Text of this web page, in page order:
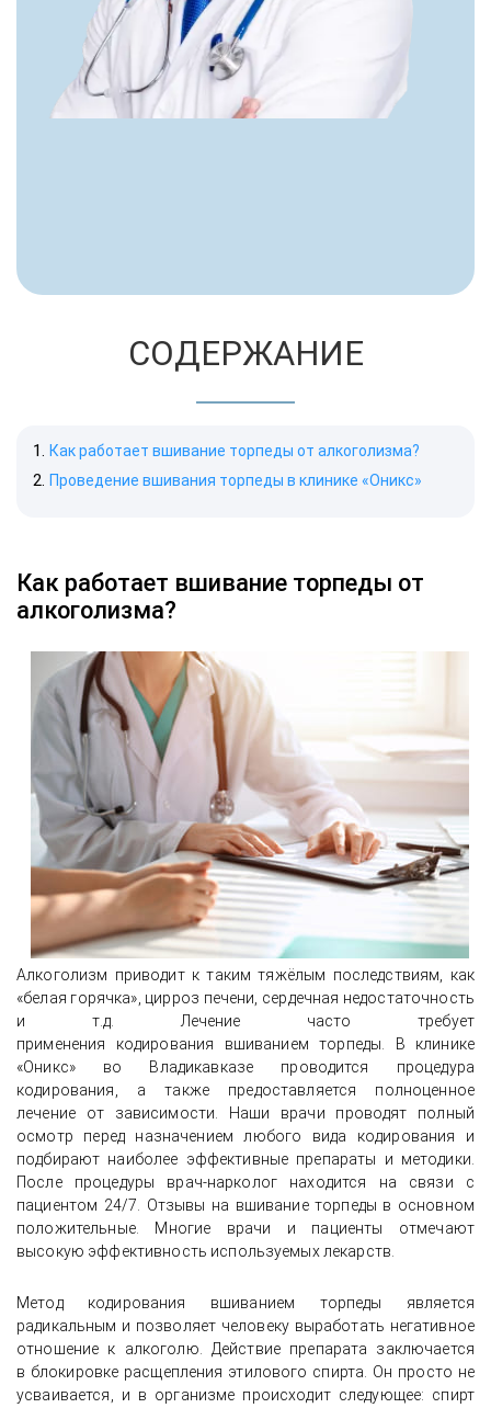
СОДЕРЖАНИЕ
Как работает вшивание торпеды от алкоголизма?
Проведение вшивания торпеды в клинике «Оникс»
Как работает вшивание торпеды от
алкоголизма?
Алкоголизм приводит к таким тяжёлым последствиям, как
«белая горячка», цирроз печени, сердечная недостаточность
и т.д. Лечение часто требует
применения кодирования вшиванием торпеды. В клинике
«Оникс» во Владикавказе проводится процедура
кодирования, а также предоставляется полноценное
лечение от зависимости. Наши врачи проводят полный
осмотр перед назначением любого вида кодирования и
подбирают наиболее эффективные препараты и методики.
После процедуры врач-нарколог находится на связи с
пациентом 24/7. Отзывы на вшивание торпеды в основном
положительные. Многие врачи и пациенты отмечают
высокую эффективность используемых лекарств.
Метод кодирования вшиванием торпеды является
радикальным и позволяет человеку выработать негативное
отношение к алкоголю. Действие препарата заключается
в блокировке расщепления этилового спирта. Он просто не
усваивается, и в организме происходит следующее: спирт